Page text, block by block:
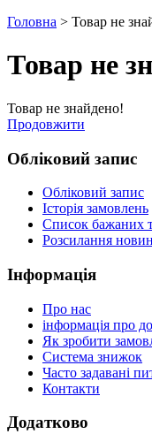
Головна > Товар не
Товар не
Товар не знайдено!
Продовжити
Обліковий запис
Обліковий запис
Історія замовлень
Список бажаних
Розсилання новин
Інформація
Про нас
інформація про
Як зробити
Система знижок
Часто задавані
Контакти
Додатково